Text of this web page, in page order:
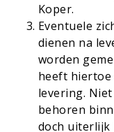
Koper.
Eventuele
dienen na
worden
heeft hiertoe
levering.
behoren
doch uiterlijk